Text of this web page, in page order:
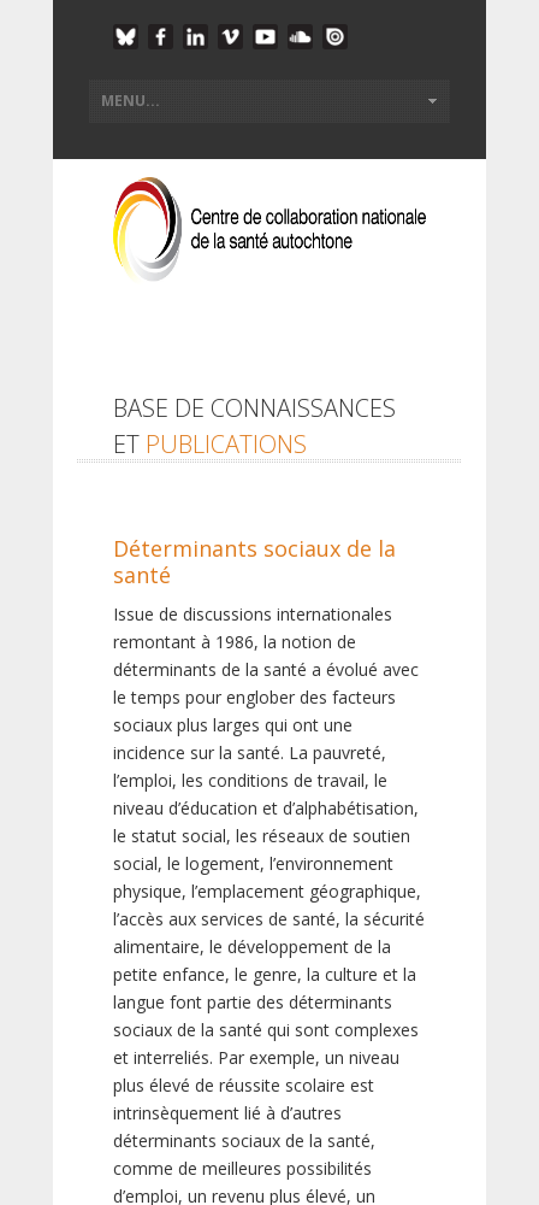
BASE DE CONNAISSANCES
ET PUBLICATIONS
Déterminants sociaux de la
santé
Issue de discussions internationales
remontant à 1986, la notion de
déterminants de la santé a évolué avec
le temps pour englober des facteurs
sociaux plus larges qui ont une
incidence sur la santé. La pauvreté,
l’emploi, les conditions de travail, le
niveau d’éducation et d’alphabétisation,
le statut social, les réseaux de soutien
social, le logement, l’environnement
physique, l’emplacement géographique,
l’accès aux services de santé, la sécurité
alimentaire, le développement de la
petite enfance, le genre, la culture et la
langue font partie des déterminants
sociaux de la santé qui sont complexes
et interreliés. Par exemple, un niveau
plus élevé de réussite scolaire est
intrinsèquement lié à d’autres
déterminants sociaux de la santé,
comme de meilleures possibilités
d’emploi, un revenu plus élevé, un